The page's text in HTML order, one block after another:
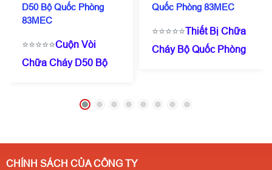
D50 Bộ Quốc Phòng
83MEC
⭐⭐⭐⭐⭐Cuộn Vòi
Chữa Cháy D50 Bộ
0909 087
Quốc Phòng 83MEC
⭐⭐⭐⭐⭐Thiết Bị Chữa
Cháy Bộ Quốc Phòng
182 357⭐Giá chỉ từ
CHÍNH SÁCH CỦA CÔNG TY